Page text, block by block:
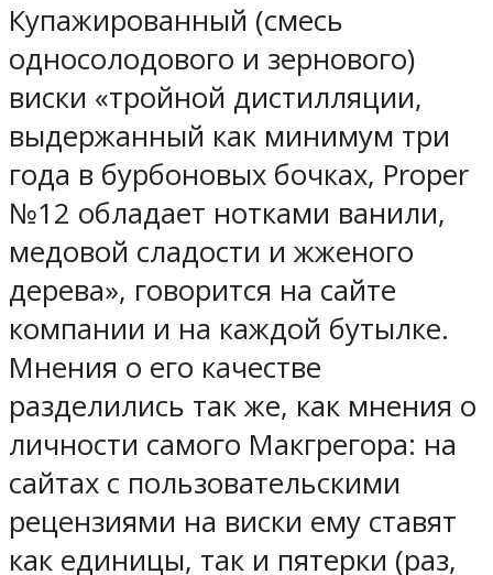
Купажированный (смесь
односолодового и зернового)
виски «тройной дистилляции,
выдержанный как минимум три
года в бурбоновых бочках, Proper
№12 обладает нотками ванили,
медовой сладости и жженого
дерева», говорится на сайте
компании и на каждой бутылке.
Мнения о его качестве
разделились так же, как мнения о
личности самого Макгрегора: на
сайтах с пользовательскими
рецензиями на виски ему ставят
как единицы, так и пятерки (раз,